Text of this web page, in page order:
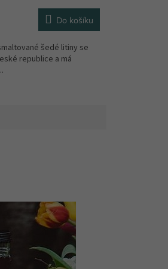
Do košíku
šedé litiny se
republice a má